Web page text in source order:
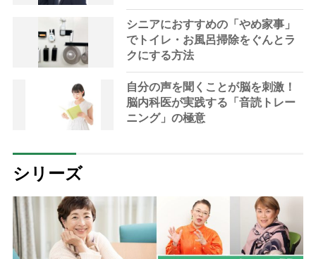
シニアにおすすめの「やめ家事」
でトイレ・お風呂掃除をぐんとラ
クにする方法
自分の声を聞くことが脳を刺激！
脳内科医が実践する「音読トレー
ニング」の極意
シリーズ